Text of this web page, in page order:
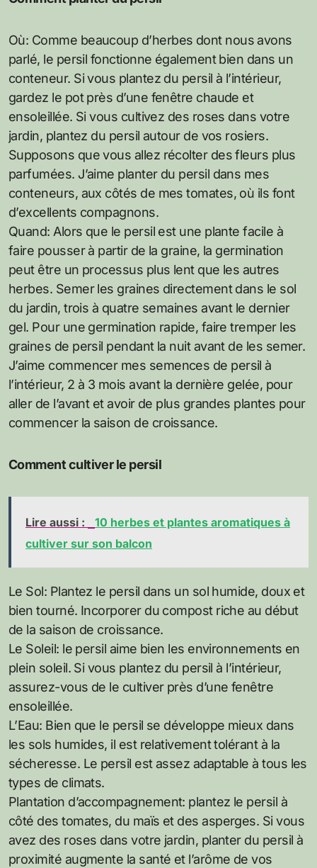
Où: Comme beaucoup d’herbes dont nous avons
parlé, le persil fonctionne également bien dans un
conteneur. Si vous plantez du persil à l’intérieur,
gardez le pot près d’une fenêtre chaude et
ensoleillée. Si vous cultivez des roses dans votre
jardin, plantez du persil autour de vos rosiers.
Supposons que vous allez récolter des fleurs plus
parfumées. J’aime planter du persil dans mes
conteneurs, aux côtés de mes tomates, où ils font
d’excellents compagnons.
Quand: Alors que le persil est une plante facile à
faire pousser à partir de la graine, la germination
peut être un processus plus lent que les autres
herbes. Semer les graines directement dans le sol
du jardin, trois à quatre semaines avant le dernier
gel. Pour une germination rapide, faire tremper les
graines de persil pendant la nuit avant de les semer.
J’aime commencer mes semences de persil à
l’intérieur, 2 à 3 mois avant la dernière gelée, pour
aller de l’avant et avoir de plus grandes plantes pour
commencer la saison de croissance.
Comment cultiver le persil
Lire aussi :
10 herbes et plantes aromatiques à
cultiver sur son balcon
Le Sol: Plantez le persil dans un sol humide, doux et
bien tourné. Incorporer du compost riche au début
de la saison de croissance.
Le Soleil: le persil aime bien les environnements en
plein soleil. Si vous plantez du persil à l’intérieur,
assurez-vous de le cultiver près d’une fenêtre
ensoleillée.
L’Eau: Bien que le persil se développe mieux dans
les sols humides, il est relativement tolérant à la
sécheresse. Le persil est assez adaptable à tous les
types de climats.
Plantation d’accompagnement: plantez le persil à
côté des tomates, du maïs et des asperges. Si vous
avez des roses dans votre jardin, planter du persil à
proximité augmente la santé et l’arôme de vos